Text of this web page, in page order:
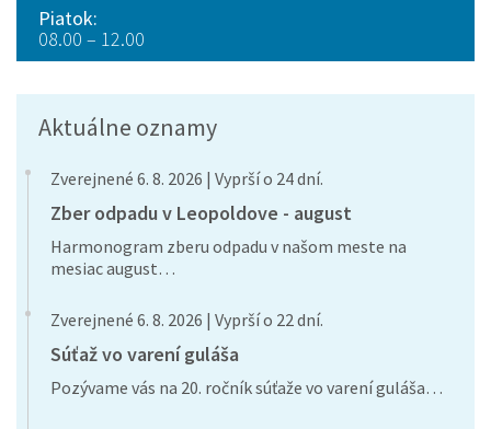
Piatok:
08.00 – 12.00
Aktuálne oznamy
Zverejnené 6. 8. 2026 | Vyprší o 24 dní.
Zber odpadu v Leopoldove - august
Harmonogram zberu odpadu v našom meste na
mesiac august…
Zverejnené 6. 8. 2026 | Vyprší o 22 dní.
Súťaž vo varení guláša
Pozývame vás na 20. ročník súťaže vo varení guláša…